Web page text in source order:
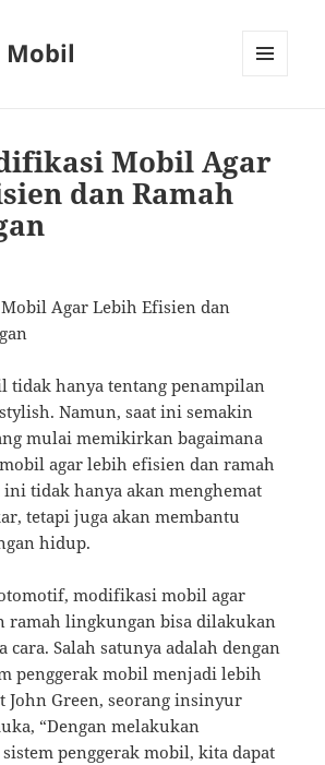
Mobil Agar
dan Ramah
Agar Lebih Efisien dan
tidak hanya tentang penampilan
Namun, saat ini semakin
mulai memikirkan bagaimana
agar lebih efisien dan ramah
tidak hanya akan menghemat
tetapi juga akan membantu
hidup.
modifikasi mobil agar
ramah lingkungan bisa dilakukan
cara. Salah satunya adalah dengan
penggerak mobil menjadi lebih
John Green, seorang insinyur
“Dengan melakukan
penggerak mobil, kita dapat